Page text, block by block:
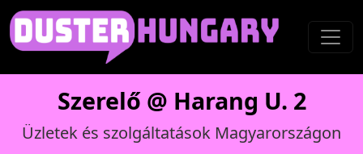
Szerelő @ Harang U. 2
Üzletek és szolgáltatások Magyarországon